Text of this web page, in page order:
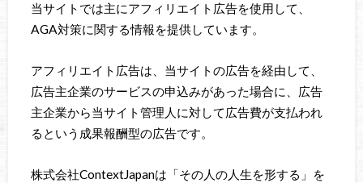
当サイトでは主にアフィリエイト広告を使用して、
AGA対策に関する情報を提供しています。
アフィリエイト広告は、当サイトの広告を経由して、
広告主企業のサービスの申込みがあった場合に、広告
主企業から当サイト管理人に対して広告費が支払われ
るという成果報酬型の広告です。
株式会社ContextJapanは「その人の人生を形する」を